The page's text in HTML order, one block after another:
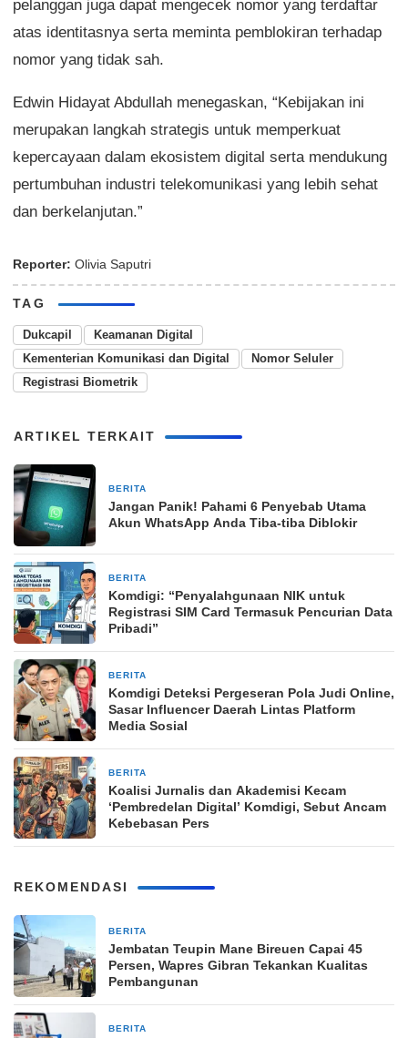
pelanggan juga dapat mengecek nomor yang terdaftar
atas identitasnya serta meminta pemblokiran terhadap
nomor yang tidak sah.
Edwin Hidayat Abdullah menegaskan, “Kebijakan ini
merupakan langkah strategis untuk memperkuat
kepercayaan dalam ekosistem digital serta mendukung
pertumbuhan industri telekomunikasi yang lebih sehat
dan berkelanjutan.”
Reporter: Olivia Saputri
TAG
Dukcapil
Keamanan Digital
Kementerian Komunikasi dan Digital
Nomor Seluler
Registrasi Biometrik
ARTIKEL TERKAIT
BERITA
Jangan Panik! Pahami 6 Penyebab Utama
Akun WhatsApp Anda Tiba-tiba Diblokir
BERITA
Komdigi: “Penyalahgunaan NIK untuk
Registrasi SIM Card Termasuk Pencurian Data
Pribadi”
BERITA
Komdigi Deteksi Pergeseran Pola Judi Online,
Sasar Influencer Daerah Lintas Platform
Media Sosial
BERITA
Koalisi Jurnalis dan Akademisi Kecam
‘Pembredelan Digital’ Komdigi, Sebut Ancam
Kebebasan Pers
REKOMENDASI
BERITA
Jembatan Teupin Mane Bireuen Capai 45
Persen, Wapres Gibran Tekankan Kualitas
Pembangunan
BERITA